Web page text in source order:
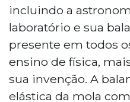
incluindo a
laboratório e sua
presente em todos
ensino de física,
sua invenção. A
elástica da mola